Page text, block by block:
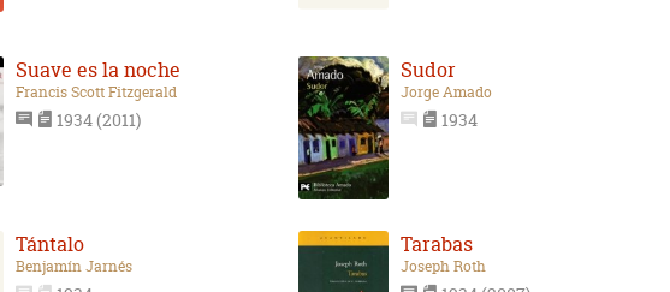
Suave es la noche
Francis Scott Fitzgerald
1934 (2011)
Sudor
Jorge Amado
1934
Tántalo
Benjamín Jarnés
Tarabas
Joseph Roth